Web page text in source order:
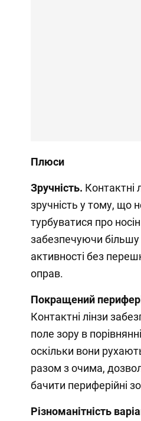
Плюси
Зручність. Контактні
зручність у тому, що
турбуватися про
забезпечуючи більшу
активності без
оправ.
Покращений
Контактні лінзи
поле зору в
оскільки вони
разом з очима,
бачити периферійні
Різноманітність